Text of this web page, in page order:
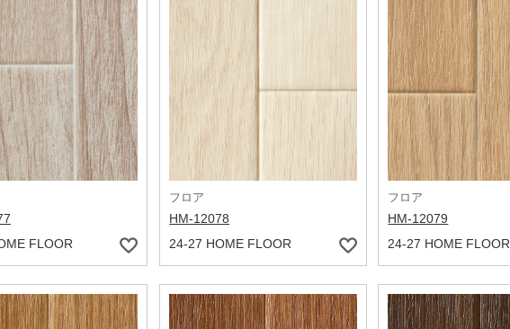
FLOOR
フロア
HM-12078
24-27 HOME FLOOR
フロア
HM-12079
24-27 HOME FLOOR